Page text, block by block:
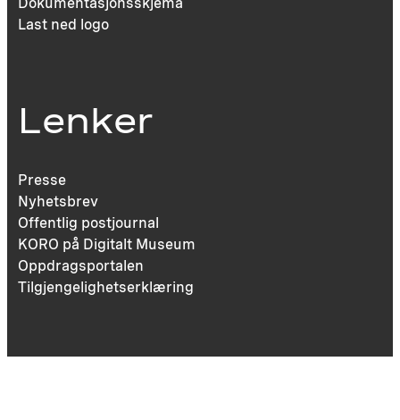
Last ned logo
Lenker
Presse
Nyhetsbrev
Offentlig postjournal
KORO på Digitalt Museum
Oppdragsportalen
Tilgjengelighetserklæring